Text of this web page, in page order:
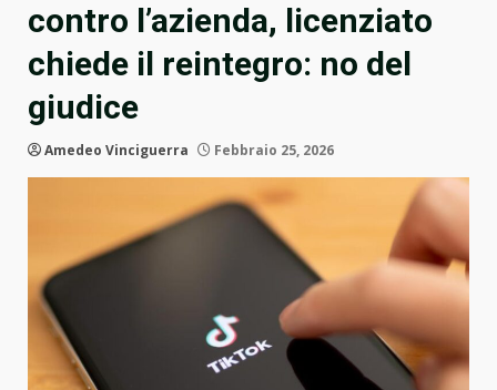
contro l’azienda, licenziato
chiede il reintegro: no del
giudice
Amedeo Vinciguerra Febbraio 25, 2026